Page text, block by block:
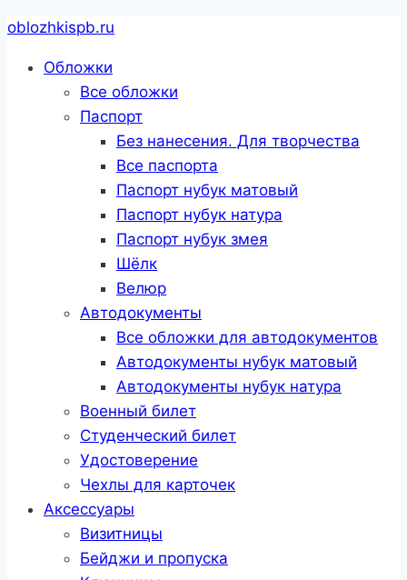
Перейти
содержанию
oblozhkispb.ru
Обложки
Все обложки
Паспорт
Без нанесения. Для творчества
Все паспорта
Паспорт нубук матовый
Паспорт нубук натура
Паспорт нубук змея
Шёлк
Велюр
Автодокументы
Все обложки для автодокументов
Автодокументы нубук матовый
Автодокументы нубук натура
Военный билет
Студенческий билет
Удостоверение
Чехлы для карточек
Аксессуары
Визитницы
Бейджи и пропуска